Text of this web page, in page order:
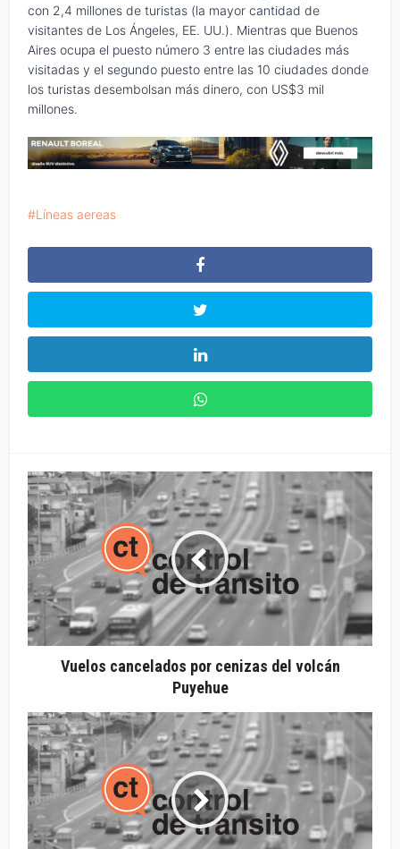
con 2,4 millones de turistas (la mayor cantidad de
visitantes de Los Ángeles, EE. UU.). Mientras que Buenos
Aires ocupa el puesto número 3 entre las ciudades más
visitadas y el segundo puesto entre las 10 ciudades donde
los turistas desembolsan más dinero, con US$3 mil
millones.
Líneas aereas
Vuelos cancelados por cenizas del volcán
Puyehue